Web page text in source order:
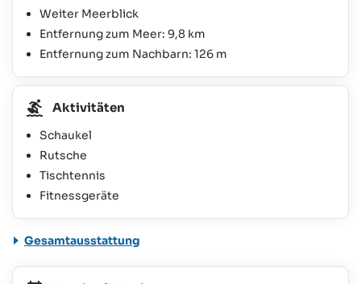
Weiter Meerblick
Entfernung zum Meer: 9,8 km
Entfernung zum Nachbarn: 126 m
Aktivitäten
Schaukel
Rutsche
Tischtennis
Fitnessgeräte
Gesamtausstattung